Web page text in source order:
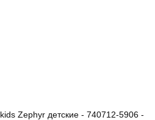
Zephyr детские - 740712-5906 -